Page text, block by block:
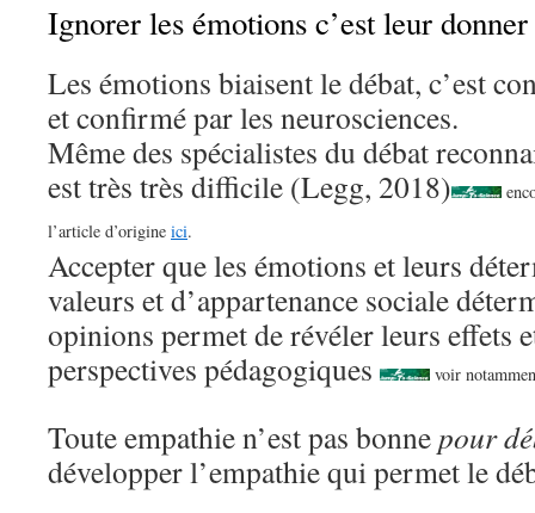
Ignorer les émotions c’est leur
Les émotions biaisent le débat, c’est
et confirmé par les neurosciences.
Même des spécialistes du débat
est très très difficile (Legg, 2018)
l’article d’origine ici.
Accepter que les émotions et leurs
valeurs et d’appartenance sociale
opinions permet de révéler leurs effets
perspectives pédagogiques
voir
Toute empathie n’est pas bonnepour
développer l’empathie qui permet le